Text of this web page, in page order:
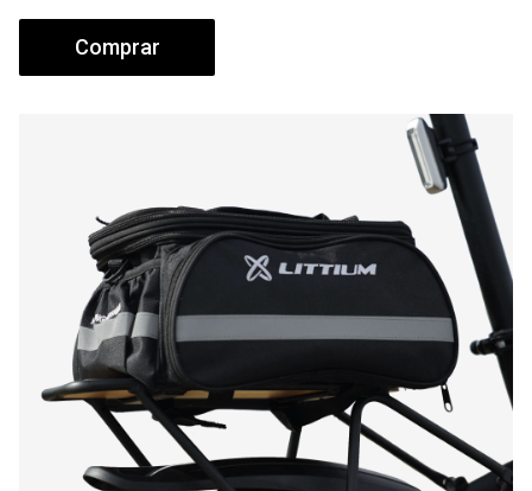
Comprar